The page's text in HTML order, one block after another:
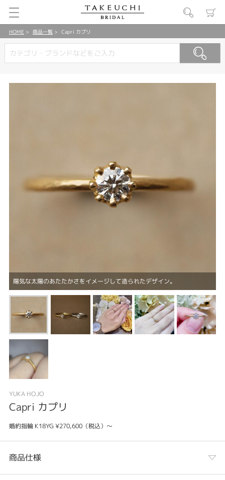
HOME 商品一覧 Capri カプリ
陽気な太陽のあたたかさをイメージして造られたデザイン。
YUKA HOJO
Capri カプリ
婚約指輪 K18YG ¥270,600（税込）～
商品仕様